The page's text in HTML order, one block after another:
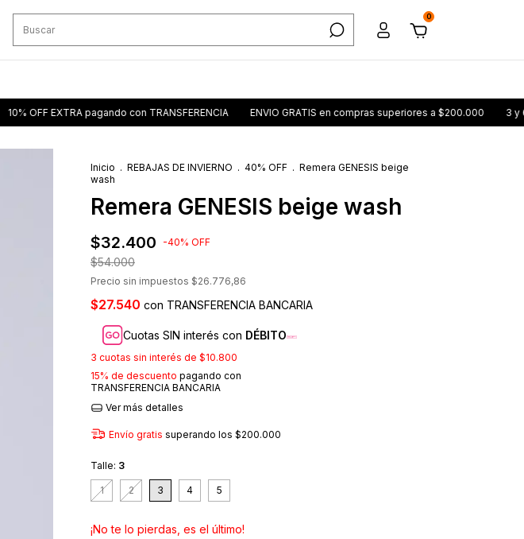
0
EXTRA pagando con TRANSFERENCIA ENVIO GRATIS en compras superiores a $200.000 3 y 6
Inicio . REBAJAS DE INVIERNO . 40% OFF . Remera GENESIS beige
wash
Remera GENESIS beige wash
$32.400 -40% OFF
$54.000
Precio sin impuestos $26.776,86
$27.540 con TRANSFERENCIA BANCARIA
Cuotas SIN interés con DÉBITO
3 cuotas sin interés de $10.800
15% de descuento pagando con
TRANSFERENCIA BANCARIA
Ver más detalles
Envío gratis superando los $200.000
Talle: 3
1 2 3 4 5
¡No te lo pierdas, es el último!